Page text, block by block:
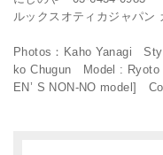
ルックスオティカジャパ
Photos：Kaho Yanagi
ko Chugun Model : Ryoto
EN’ S NON-NO model]